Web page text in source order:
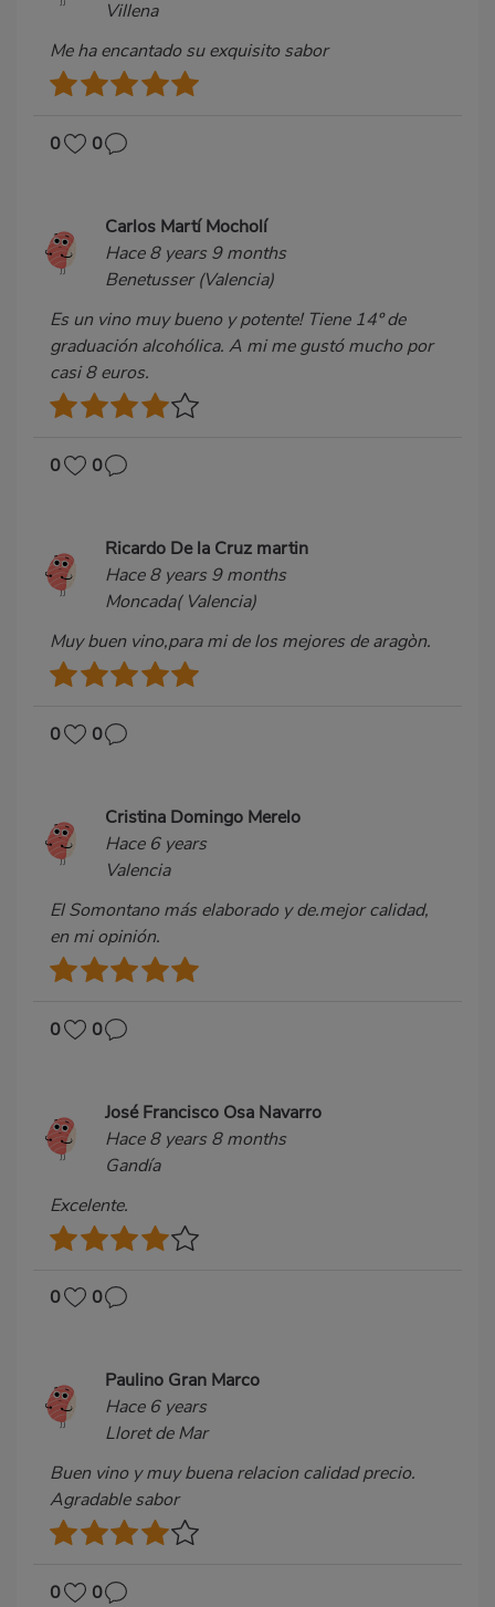
Villena
Me ha encantado su exquisito sabor
0 0
Carlos Martí Mocholí
Hace 8 years 9 months
Benetusser (Valencia)
Es un vino muy bueno y potente! Tiene 14º de
graduación alcohólica. A mi me gustó mucho por
casi 8 euros.
0 0
Ricardo De la Cruz martin
Hace 8 years 9 months
Moncada( Valencia)
Muy buen vino,para mi de los mejores de aragòn.
0 0
Cristina Domingo Merelo
Hace 6 years
Valencia
El Somontano más elaborado y de.mejor calidad,
en mi opinión.
0 0
José Francisco Osa Navarro
Hace 8 years 8 months
Gandía
Excelente.
0 0
Paulino Gran Marco
Hace 6 years
Lloret de Mar
Buen vino y muy buena relacion calidad precio.
Agradable sabor
0 0